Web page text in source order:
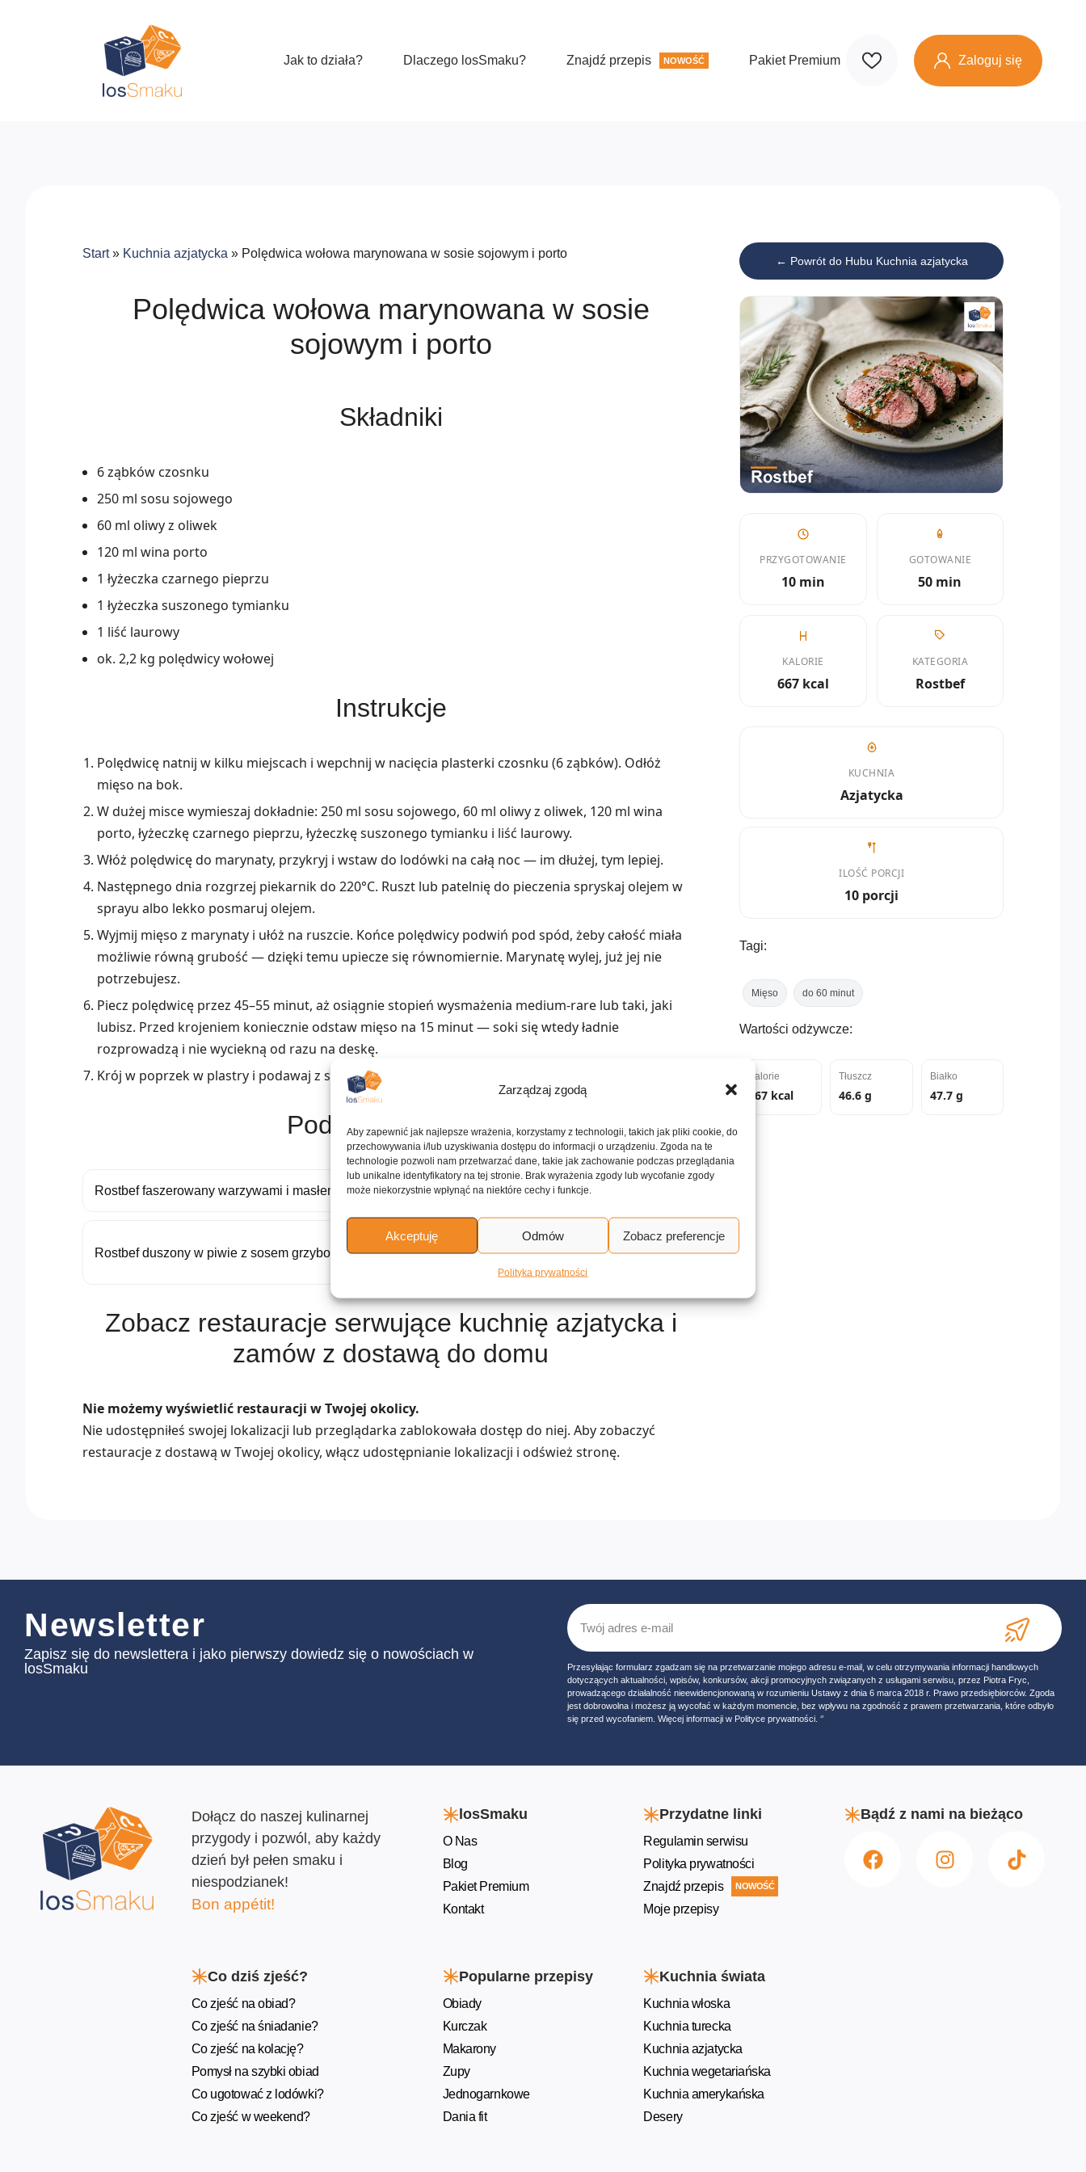
Zarządzaj zgodą
Aby zapewnić jak najlepsze wrażenia, korzystamy z technologii, takich jak pliki cookie, do
przechowywania i/lub uzyskiwania dostępu do informacji o urządzeniu. Zgoda na te
technologie pozwoli nam przetwarzać dane, takie jak zachowanie podczas przeglądania
lub unikalne identyfikatory na tej stronie. Brak wyrażenia zgody lub wycofanie zgody
może niekorzystnie wpłynąć na niektóre cechy i funkcje.
Akceptuję Odmów Zobacz preferencje
Polityka prywatności
Jak to działa? Dlaczego losSmaku? Znajdź przepis NOWOŚĆ Pakiet Premium Zaloguj się
Start» Kuchnia azjatycka » Polędwica wołowa marynowana w sosie sojowym i porto
Polędwica wołowa marynowana w sosie
sojowym i porto
Składniki
6 ząbków czosnku
250 ml sosu sojowego
60 ml oliwy z oliwek
120 ml wina porto
1 łyżeczka czarnego pieprzu
1 łyżeczka suszonego tymianku
1 liść laurowy
ok. 2,2 kg polędwicy wołowej
Instrukcje
Polędwicę natnij w kilku miejscach i wepchnij w nacięcia plasterki czosnku (6 ząbków). Odłóż
mięso na bok.
W dużej misce wymieszaj dokładnie: 250 ml sosu sojowego, 60 ml oliwy z oliwek, 120 ml wina
porto, łyżeczkę czarnego pieprzu, łyżeczkę suszonego tymianku i liść laurowy.
Włóż polędwicę do marynaty, przykryj i wstaw do lodówki na całą noc — im dłużej, tym lepiej.
Następnego dnia rozgrzej piekarnik do 220°C. Ruszt lub patelnię do pieczenia spryskaj olejem w
sprayu albo lekko posmaruj olejem.
Wyjmij mięso z marynaty i ułóż na ruszcie. Końce polędwicy podwiń pod spód, żeby całość miała
możliwie równą grubość — dzięki temu upiecze się równomiernie. Marynatę wylej, już jej nie
potrzebujesz.
Piecz polędwicę przez 45–55 minut, aż osiągnie stopień wysmażenia medium-rare lub taki, jaki
lubisz. Przed krojeniem koniecznie odstaw mięso na 15 minut — soki się wtedy ładnie
rozprowadzą i nie wyciekną od razu na deskę.
Krój w poprzek w plastry i podawaj z sosem z czerwonego wina lub sosem béarnaise.
Podobne przepisy
Rostbef faszerowany warzywami i masłem Wołowina duszona w sosie pomidorowym z chili
Rostbef duszony w piwie z sosem grzybowym
Pieczona polędwica wołowa z sosem z sera
Zobacz restauracje serwujące kuchnię azjatycka i
zamów z dostawą do domu
Nie możemy wyświetlić restauracji w Twojej okolicy.
Nie udostępniłeś swojej lokalizacji lub przeglądarka zablokowała dostęp do niej. Aby zobaczyć
restauracje z dostawą w Twojej okolicy, włącz udostępnianie lokalizacji i odśwież stronę.
← Powrót do Hubu Kuchnia azjatycka
PRZYGOTOWANIE
10 min
GOTOWANIE
50 min
KALORIE
667 kcal
KATEGORIA
Rostbef
KUCHNIA
Azjatycka
ILOŚĆ PORCJI
10 porcji
Tagi:
Mięso do 60 minut
Wartości odżywcze:
Kalorie
667 kcal
Tłuszcz
46.6 g
Białko
47.7 g
Newsletter
Zapisz się do newslettera i jako pierwszy dowiedz się o nowościach w
losSmaku
Przesyłając formularz zgadzam się na przetwarzanie mojego adresu e-mail, w celu otrzymywania informacji handlowych
dotyczących aktualności, wpisów, konkursów, akcji promocyjnych związanych z usługami serwisu, przez Piotra Fryc,
prowadzącego działalność nieewidencjonowaną w rozumieniu Ustawy z dnia 6 marca 2018 r. Prawo przedsiębiorców. Zgoda
jest dobrowolna i możesz ją wycofać w każdym momencie, bez wpływu na zgodność z prawem przetwarzania, które odbyło
się przed wycofaniem. Więcej informacji w Polityce prywatności. ‘’
Dołącz do naszej kulinarnej
przygody i pozwól, aby każdy
dzień był pełen smaku i
niespodzianek!
Bon appétit!
losSmaku
O Nas
Blog
Pakiet Premium
Kontakt
Przydatne linki
Regulamin serwisu
Polityka prywatności
Znajdź przepis
NOWOŚĆ
Moje przepisy
Bądź z nami na bieżąco
Co dziś zjeść?
Co zjeść na obiad?
Co zjeść na śniadanie?
Co zjeść na kolację?
Pomysł na szybki obiad
Co ugotować z lodówki?
Co zjeść w weekend?
Popularne przepisy
Obiady
Kurczak
Makarony
Zupy
Jednogarnkowe
Dania fit
Kuchnia świata
Kuchnia włoska
Kuchnia turecka
Kuchnia azjatycka
Kuchnia wegetariańska
Kuchnia amerykańska
Desery